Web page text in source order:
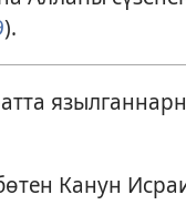
).
Канун